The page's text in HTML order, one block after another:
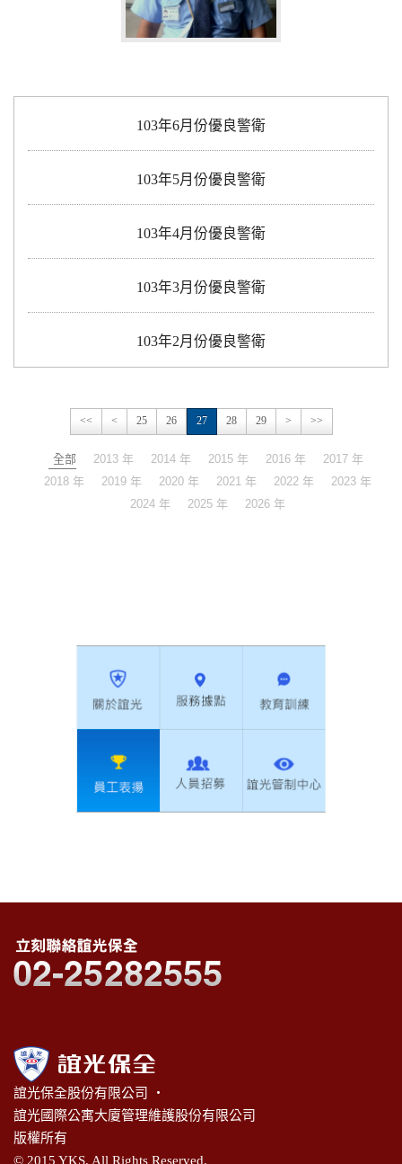
103年6月份優良警衛
103年5月份優良警衛
103年4月份優良警衛
103年3月份優良警衛
103年2月份優良警衛
<< < 25 26 27 28 29 > >>
全部 2013 年 2014 年 2015 年 2016 年
2017 年
2018 年
2019 年 2020 年 2021 年 2022 年
2023 年
2024 年
2025 年 2026 年
誼光保全股份有限公司 ‧
誼光國際公寓大廈管理維護股份有限公司
版權所有
© 2015 YKS. All Rights Reserved.